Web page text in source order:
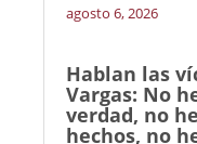
agosto 6, 2026
Hablan las
Vargas: No
verdad, no
hechos, no